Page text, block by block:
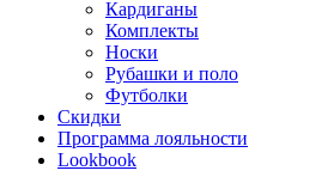
Кардиганы
Комплекты
Носки
Рубашки и поло
Футболки
Скидки
Программа лояльности
Lookbook